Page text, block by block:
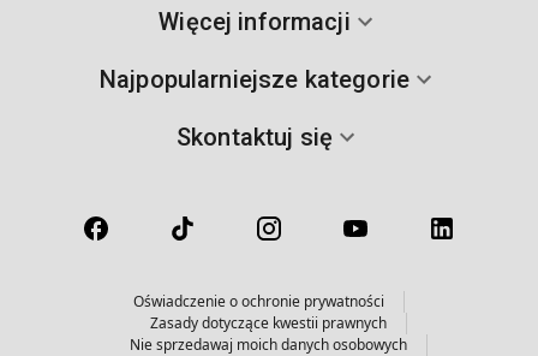
Więcej informacji
Najpopularniejsze kategorie
Skontaktuj się
Oświadczenie o ochronie prywatności
Zasady dotyczące kwestii prawnych
Nie sprzedawaj moich danych osobowych